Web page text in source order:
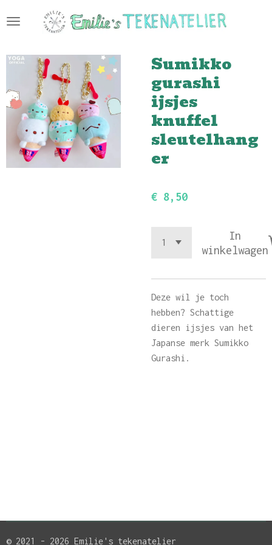
direct
de
hoofdinhoud
Sumikko
gurashi
ijsjes
knuffel
sleutelhang
er
€ 8,50
In
winkelwagen
Deze wil je toch
hebben? Schattige
dieren ijsjes van het
Japanse merk Sumikko
Gurashi.
© 2021 - 2026 Emilie's tekenatelier